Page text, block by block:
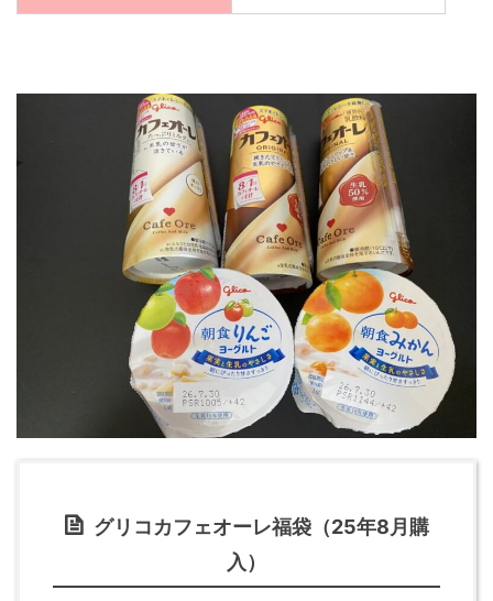
グリコカフェオーレ福袋（25年8月購
入）